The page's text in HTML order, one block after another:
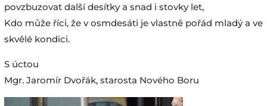
povzbuzovat další desítky a snad i stovky let,
Kdo může říci, že v osmdesáti je vlastně pořád mladý a ve
skvělé kondici.
S úctou
Mgr. Jaromír Dvořák, starosta Nového Boru